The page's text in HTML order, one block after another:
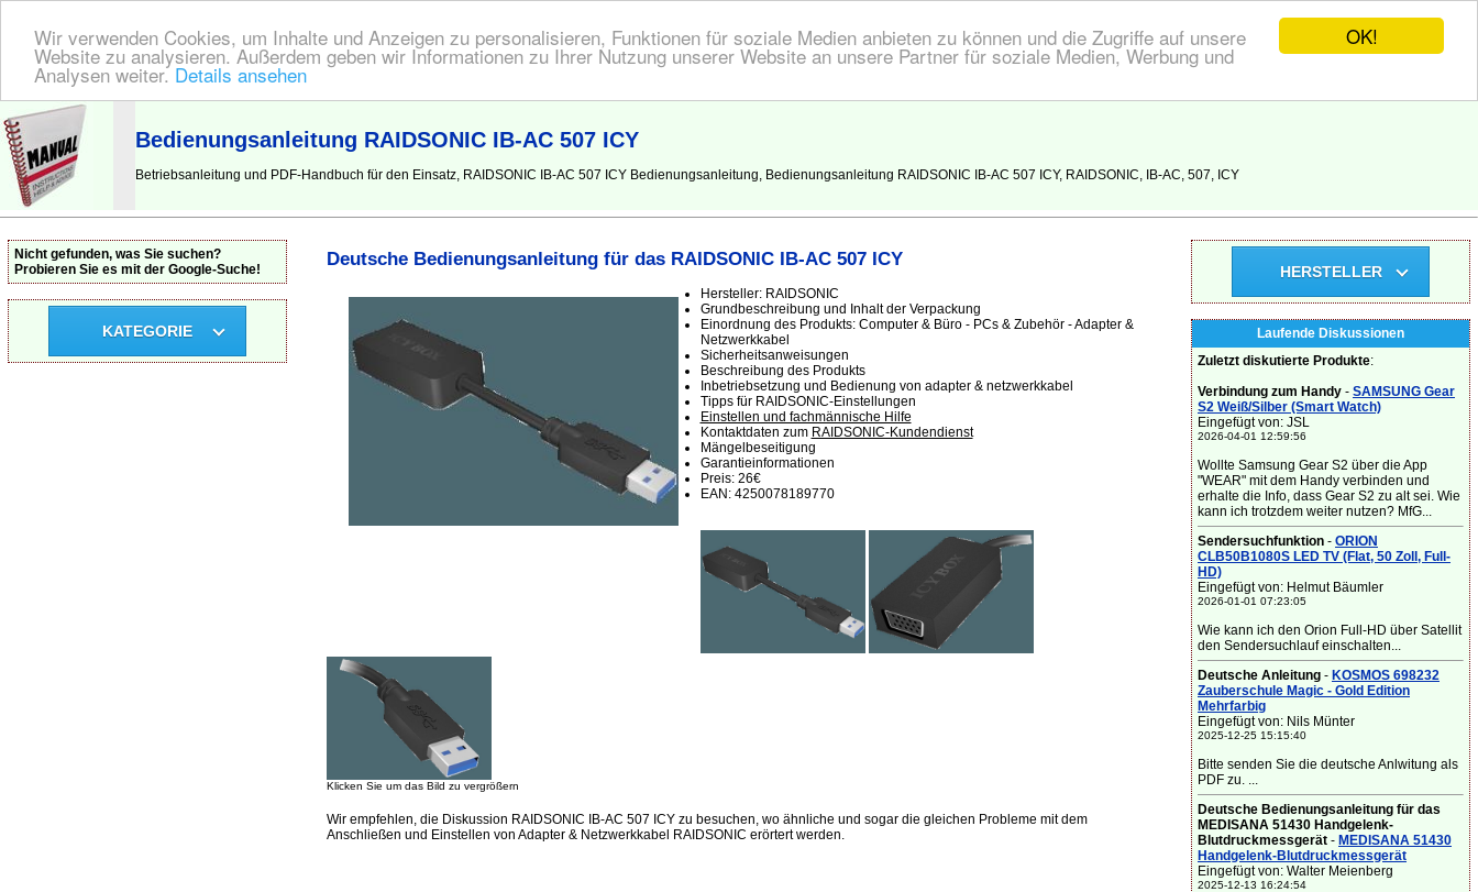
OK!
Wir verwenden Cookies, um Inhalte und Anzeigen zu personalisieren, Funktionen für soziale Medien anbieten zu können und die Zugriffe auf unsere
Website zu analysieren. Außerdem geben wir Informationen zu Ihrer Nutzung unserer Website an unsere Partner für soziale Medien, Werbung und
Analysen weiter. Details ansehen
BEDIENUNGSANLEITUNG | Hier finden Sie die deutsche Anleitung!
Bedienungsanleitung RAIDSONIC IB-AC 507 ICY
Betriebsanleitung und PDF-Handbuch für den Einsatz, RAIDSONIC IB-AC 507 ICY Bedienungsanleitung, Bedienungsanleitung RAIDSONIC IB-AC 507 ICY, RAIDSONIC, IB-AC, 507, ICY
Deutsche Bedienungsanleitung für das RAIDSONIC IB-AC 507 ICY
Hersteller: RAIDSONIC
Grundbeschreibung und Inhalt der Verpackung
Einordnung des Produkts: Computer & Büro - PCs & Zubehör - Adapter &
Netzwerkkabel
Sicherheitsanweisungen
Beschreibung des Produkts
Inbetriebsetzung und Bedienung von adapter & netzwerkkabel
Tipps für RAIDSONIC-Einstellungen
Einstellen und fachmännische Hilfe
Kontaktdaten zum RAIDSONIC-Kundendienst
Mängelbeseitigung
Garantieinformationen
Preis: 26€
EAN: 4250078189770
Klicken Sie um das Bild zu vergrößern
Wir empfehlen, die Diskussion RAIDSONIC IB-AC 507 ICY zu besuchen, wo ähnliche und sogar die gleichen Probleme mit dem
Anschließen und Einstellen von Adapter & Netzwerkkabel RAIDSONIC erörtert werden.
Nicht gefunden, was Sie suchen?
Probieren Sie es mit der Google-Suche!
KATEGORIE
HERSTELLER
Laufende Diskussionen
Zuletzt diskutierte Produkte:
Verbindung zum Handy - SAMSUNG Gear
S2 Weiß/Silber (Smart Watch)
Eingefügt von: JSL
2026-04-01 12:59:56
Wollte Samsung Gear S2 über die App
"WEAR" mit dem Handy verbinden und
erhalte die Info, dass Gear S2 zu alt sei. Wie
kann ich trotzdem weiter nutzen? MfG...
Sendersuchfunktion - ORION
CLB50B1080S LED TV (Flat, 50 Zoll, Full-
HD)
Eingefügt von: Helmut Bäumler
2026-01-01 07:23:05
Wie kann ich den Orion Full-HD über Satellit
den Sendersuchlauf einschalten...
Deutsche Anleitung - KOSMOS 698232
Zauberschule Magic - Gold Edition
Mehrfarbig
Eingefügt von: Nils Münter
2025-12-25 15:15:40
Bitte senden Sie die deutsche Anlwitung als
PDF zu. ...
Deutsche Bedienungsanleitung für das
MEDISANA 51430 Handgelenk-
Blutdruckmessgerät - MEDISANA 51430
Handgelenk-Blutdruckmessgerät
Eingefügt von: Walter Meienberg
2025-12-13 16:24:54